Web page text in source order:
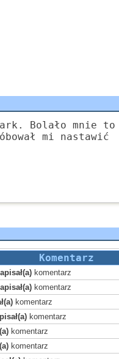
Bolało mnie to
mi nastawić
Komentarz
komentarz
komentarz
komentarz
komentarz
komentarz
komentarz